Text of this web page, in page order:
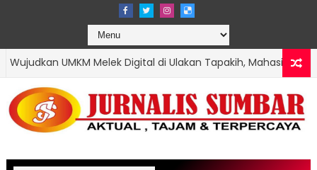
di Ulakan Tapakih, Mahasiswa KKN UNP Buatkan QRIS